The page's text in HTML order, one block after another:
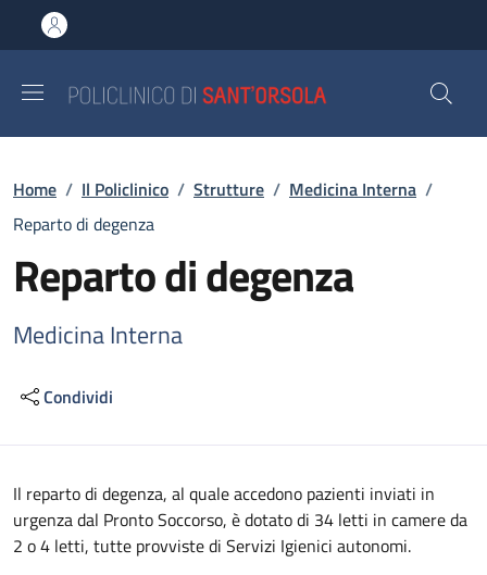
al contenuto principale
to footer content
Briciole di pane
Home / Il Policlinico / Strutture / Medicina Interna /
Reparto di degenza
Reparto di degenza
Medicina Interna
Condividi
Descrizione
Il reparto di degenza, al quale accedono pazienti inviati in
urgenza dal Pronto Soccorso, è dotato di 34 letti in camere da
2 o 4 letti, tutte provviste di Servizi Igienici autonomi.